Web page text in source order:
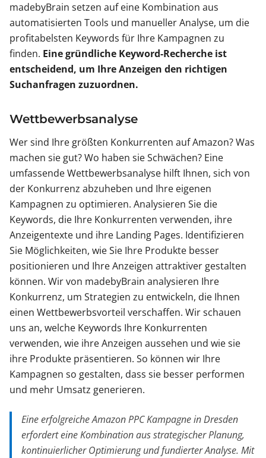
madebyBrain setzen auf eine Kombination aus
automatisierten Tools und manueller Analyse, um die
profitabelsten Keywords für Ihre Kampagnen zu
finden. Eine gründliche Keyword-Recherche ist
entscheidend, um Ihre Anzeigen den richtigen
Suchanfragen zuzuordnen.
Wettbewerbsanalyse
Wer sind Ihre größten Konkurrenten auf Amazon? Was
machen sie gut? Wo haben sie Schwächen? Eine
umfassende Wettbewerbsanalyse hilft Ihnen, sich von
der Konkurrenz abzuheben und Ihre eigenen
Kampagnen zu optimieren. Analysieren Sie die
Keywords, die Ihre Konkurrenten verwenden, ihre
Anzeigentexte und ihre Landing Pages. Identifizieren
Sie Möglichkeiten, wie Sie Ihre Produkte besser
positionieren und Ihre Anzeigen attraktiver gestalten
können. Wir von madebyBrain analysieren Ihre
Konkurrenz, um Strategien zu entwickeln, die Ihnen
einen Wettbewerbsvorteil verschaffen. Wir schauen
uns an, welche Keywords Ihre Konkurrenten
verwenden, wie ihre Anzeigen aussehen und wie sie
ihre Produkte präsentieren. So können wir Ihre
Kampagnen so gestalten, dass sie besser performen
und mehr Umsatz generieren.
Eine erfolgreiche Amazon PPC Kampagne in Dresden
erfordert eine Kombination aus strategischer Planung,
kontinuierlicher Optimierung und fundierter Analyse. Mit